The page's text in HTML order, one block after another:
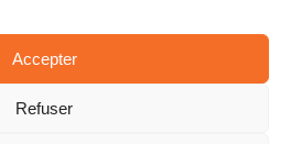
Accepter
Refuser